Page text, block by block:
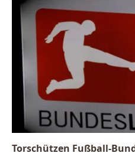
Torschützen Fußball-